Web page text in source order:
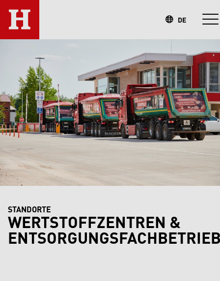
DE
STANDORTE
WERTSTOFFZENTREN &